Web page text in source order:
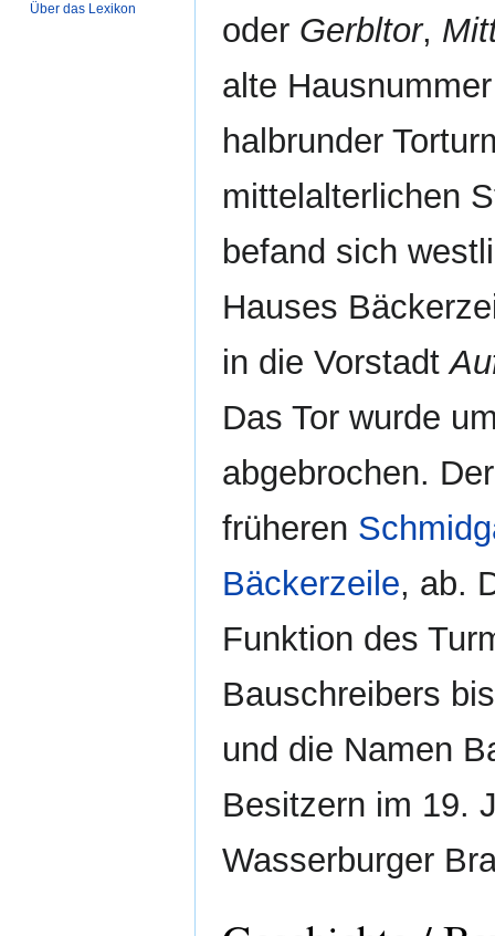
oder Gerbltor,
alte
halbrunder
mittelalterlichen
befand sich
Hauses
in die Vorstadt
Das Tor wurde
abgebrochen.
früheren
Bäckerzeile, ab.
Funktion des
Bauschreibers
und die Namen
Besitzern im 19.
Wasserburger
Über das Lexikon